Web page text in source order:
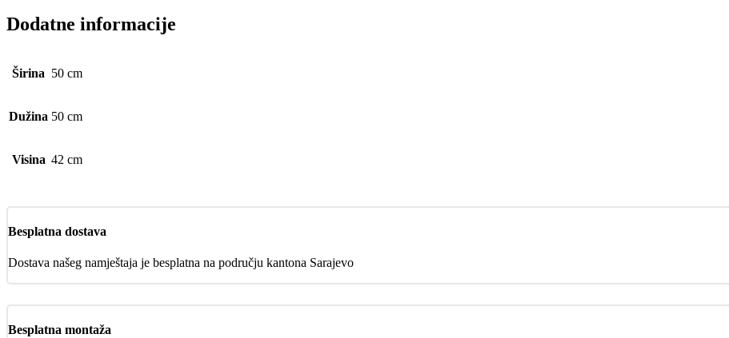
Dodatne informacije
Širina 50 cm
Dužina 50 cm
Visina 42 cm
Besplatna dostava
Dostava našeg namještaja je besplatna na području kantona Sarajevo
Besplatna montaža